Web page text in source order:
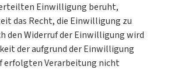
Einwilligung beruht,
das Recht, die Einwilligung zu
den Widerruf der Einwilligung wird
der aufgrund der Einwilligung
erfolgten Verarbeitung nicht